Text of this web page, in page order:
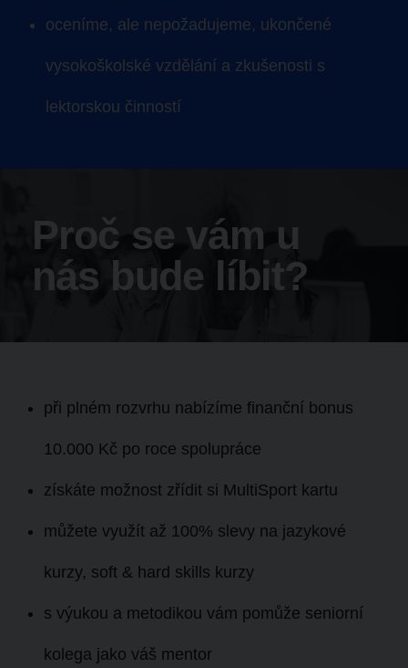
oceníme, ale nepožadujeme, ukončené
vysokoškolské vzdělání a zkušenosti s
lektorskou činností
Proč se vám u
nás bude líbit?
při plném rozvrhu nabízíme finanční bonus
10.000 Kč po roce spolupráce
získáte možnost zřídit si MultiSport kartu
můžete využít až 100% slevy na jazykové
kurzy, soft & hard skills kurzy
s výukou a metodikou vám pomůže seniorní
kolega jako váš mentor